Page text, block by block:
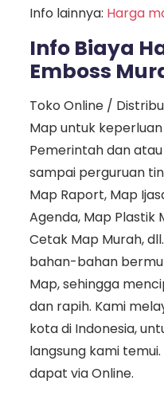
Info lainnya: Harga
Info Biaya
Emboss
Toko Online /
Map untuk
Pemerintah dan
sampai perguruan
Map Raport, Map
Agenda, Map Plastik
Cetak Map Murah,
bahan-bahan
Map, sehingga
dan rapih. Kami
kota di Indonesia,
langsung kami
dapat via Online.